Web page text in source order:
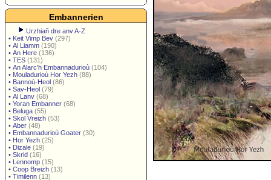
Embannerien
Urzhiañ dre anv A-Z
• Keit Vimp Bev (297)
• Al Liamm (190)
• An Here (136)
• TES (131)
• An Alarc'h Embannadurioù (104)
• Mouladurioù Hor Yezh (88)
• Bannoù-Heol (86)
• Sav-Heol (79)
• Al Lanv (68)
• Yoran Embanner (68)
• Beluga (55)
• Skol Vreizh (53)
• Aber (48)
• Embannadurioù Goater (30)
• Hor Yezh (25)
• Dizale (19)
• Skrid (16)
• Lennomp (15)
• Coop Breizh (13)
• Timilenn (13)